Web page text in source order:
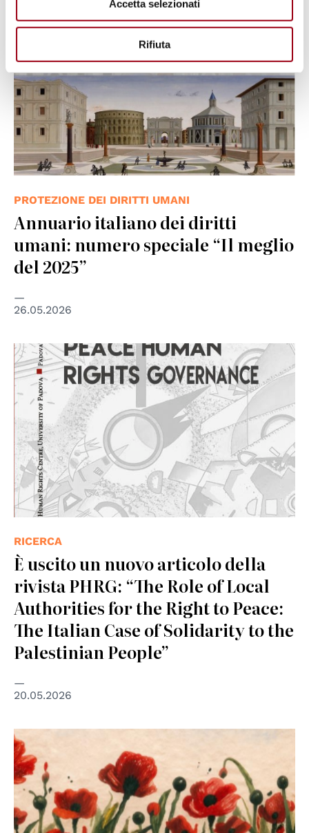
Accetta selezionati
Rifiuta
PROTEZIONE DEI DIRITTI UMANI
Annuario italiano dei diritti
umani: numero speciale “Il meglio
del 2025”
26.05.2026
RICERCA
È uscito un nuovo articolo della
rivista PHRG: “The Role of Local
Authorities for the Right to Peace:
The Italian Case of Solidarity to the
Palestinian People”
20.05.2026